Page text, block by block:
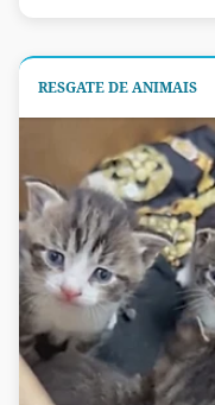
RESGATE DE ANIMAIS